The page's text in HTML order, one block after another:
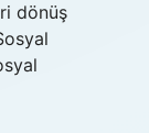
dönüş